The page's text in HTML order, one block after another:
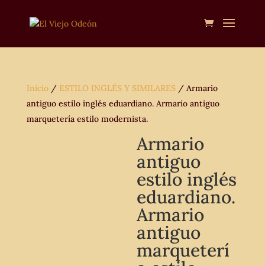
Inicio/ ESTILO INGLÉS Y SIMILARES/ Armario
antiguo estilo inglés eduardiano. Armario antiguo
marquetería estilo modernista.
Armario
antiguo
estilo inglés
eduardiano.
Armario
antiguo
marqueterí